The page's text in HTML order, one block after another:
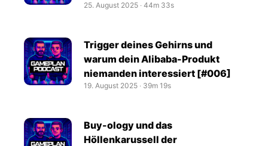
25. August 2025 ‧ 44m 33s
Trigger deines Gehirns und
warum dein Alibaba-Produkt
niemanden interessiert [#006]
19. August 2025 ‧ 39m 19s
Buy-ology und das
Höllenkarussell der